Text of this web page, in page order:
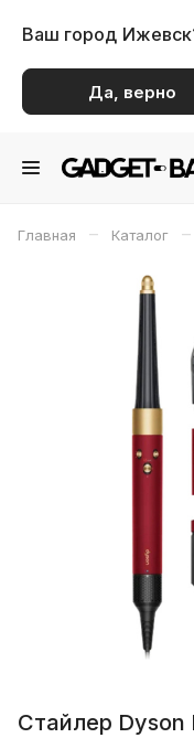
Ваш город
Да, верно
Главная – Каталог –
Стайлер Dyson